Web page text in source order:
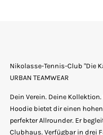
Nikolasse-Tennis-Club "Die
URBAN TEAMWEAR
Dein Verein. Deine Kollektion.
Hoodie bietet dir einen
perfekter Allrounder. Er
Clubhaus. Verfügbar in drei